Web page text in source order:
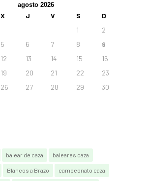
agosto 2026
X J V S
D
1
2
5 6 7 8
9
12 13 14 15
16
19 20 21 22
23
26 27 28 29
30
balear de caza baleares caza
Blancos a Brazo campeonato caza